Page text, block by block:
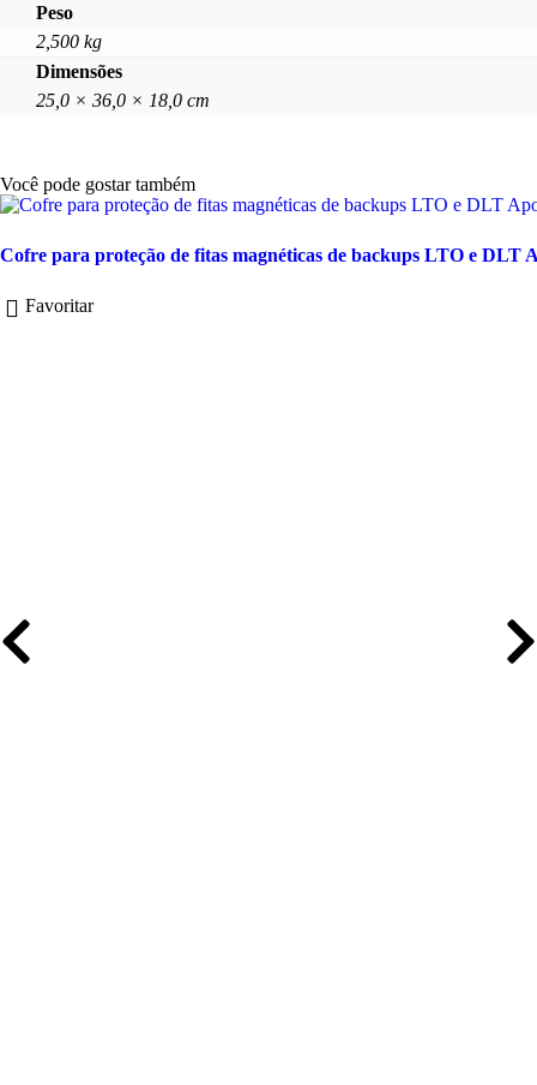
Peso
2,500 kg
Dimensões
25,0 × 36,0 × 18,0 cm
Você pode gostar também
Cofre para proteção de fitas magnéticas de backups LTO e DLT
Favoritar